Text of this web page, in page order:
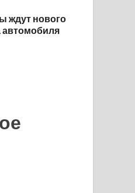
ждут нового
автомобиля